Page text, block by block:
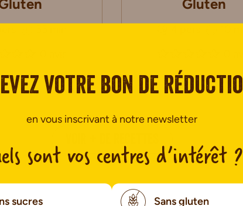
Gluten
votre bon de
en vous inscrivant à notre newsletter
sont vos centres d’intérêt ?
sucres Sans gluten